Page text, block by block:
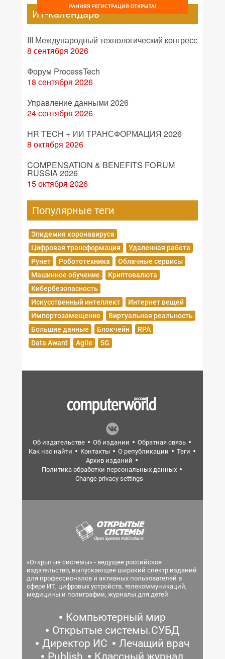
ИТ-календарь
III Международный технологический конгресс
8 сентября 2026
Форум ProcessTech
18 сентября 2026
Управление данными 2026
24 сентября 2026
HR TECH + ИИ ТРАНСФОРМАЦИЯ 2026
8 октября 2026
COMPENSATION & BENEFITS FORUM
RUSSIA 2026
15 октября 2026
Популярные теги
Эпидемия коронавируса
Цифровая трансформация
Удаленная работа
Рунет
Робототехника
Облачные сервисы
Машинное обучение
Криптовалюта
Кибербезопасность
Искусственный интеллект
Интернет вещей
Импортозамещение
Виртуальная реальность
Большие данные
Блокчейн
RPA
Data Award
Agile 5G
Об издательстве Об издании
Обратная связь
Как нас найти
Контакты О републикации
Теги
Архив изданий
Политика обработки персональных данных
Change privacy settings
«Открытые системы» - ведущее российское
издательство, выпускающее широкий спектр изданий
для профессионалов и активных пользователей в
сфере ИТ, цифровых устройств, телекоммуникаций,
медицины и полиграфии, журналы для детей.
Компьютерный мир
Открытые системы.СУБД
Директор ИС
Лечащий врач
Publish
Классный журнал